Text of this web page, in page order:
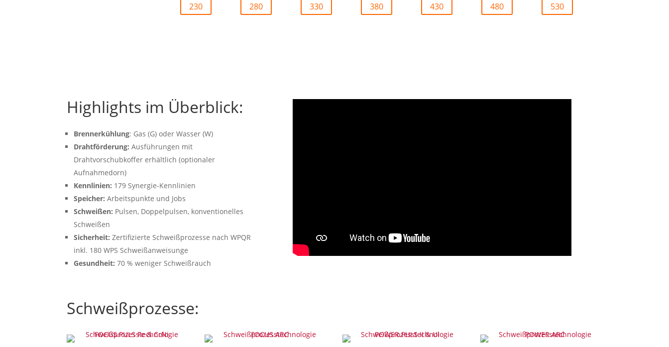
230 280 330 380 430 480 530
Highlights im Überblick:
Brennerkühlung: Gas (G) oder Wasser (W)
Drahtförderung: Ausführungen mit
Drahtvorschubkoffer erhältlich (optionaler
Aufnahmedorn)
Kennlinien: 179 Synergie-Kennlinien
Speicher: Arbeitspunkte und Jobs
Schweißen: Pulsen, Doppelpulsen, konventionelles
Schweißen
Sicherheit:Zertifizierte Schweißprozesse nach WPQR
inkl. 180 WPS Schweißanweisunge
Gesundheit: 70 % weniger Schweißrauch
Schweißprozesse: